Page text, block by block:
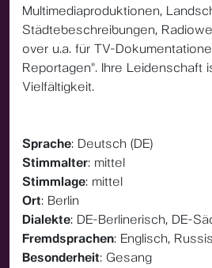
Multimediaproduktionen,
Städtebeschreibungen,
over u.a. für TV-
Reportagen". Ihre Leidenschaft
Vielfältigkeit.
Sprache: Deutsch (DE)
Stimmalter: mittel
Stimmlage: mittel
Ort: Berlin
Dialekte: DE-Berlinerisch, DE-
Fremdsprachen: Englisch,
Besonderheit: Gesang